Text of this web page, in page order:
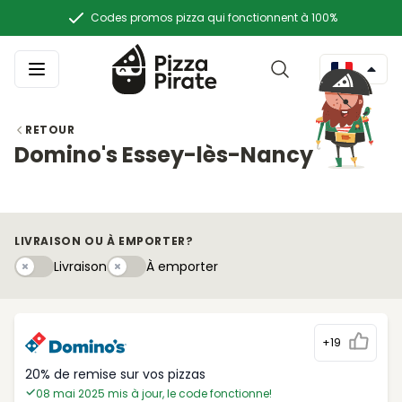
Codes promos pizza qui fonctionnent à 100%
RETOUR
Domino's Essey-lès-Nancy
LIVRAISON OU À EMPORTER?
LivraisonLivraisonÀ emportery
À emporter
+19
20% de remise sur vos pizzas
08 mai 2025 mis à jour, le code fonctionne!